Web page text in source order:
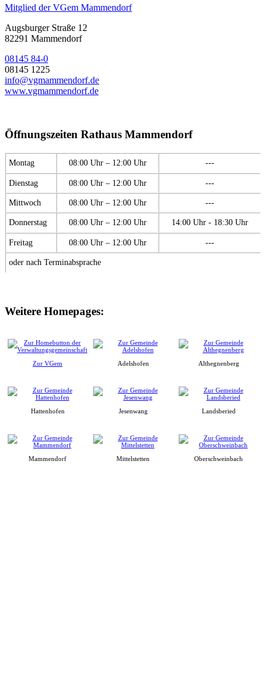
Mitglied der VGem Mammendorf
Augsburger Straße 12
82291 Mammendorf
08145 84-0
08145 1225
info@vgmammendorf.de
www.vgmammendorf.de
Öffnungszeiten Rathaus Mammendorf
Montag 08:00 Uhr – 12:00 Uhr ---
Dienstag 08:00 Uhr – 12:00 Uhr ---
Mittwoch 08:00 Uhr – 12:00 Uhr ---
Donnerstag 08:00 Uhr – 12:00 Uhr 14:00 Uhr - 18:30 Uhr
Freitag 08:00 Uhr – 12:00 Uhr ---
oder nach Terminabsprache
Weitere Homepages:
Zur VGem Adelshofen Althegnenberg
Hattenhofen Jesenwang Landsberied
Mammendorf Mittelstetten Oberschweinbach